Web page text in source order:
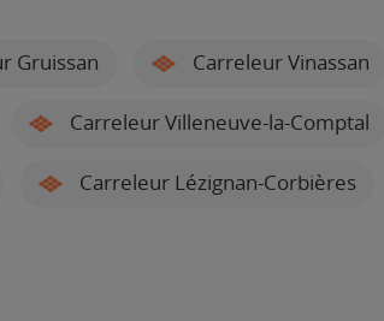
Gruissan Carreleur Vinassan
Carreleur Villeneuve-la-Comptal
Carreleur Lézignan-Corbières